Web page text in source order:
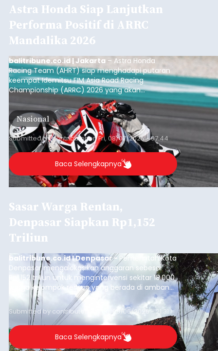
Astra Honda Siap Lanjutkan
Performa Positif di ARRC
Mandalika 2026
balitribune.co.id | Jakarta – Astra Honda
Racing Team (AHRT) siap menghadapi putaran
keempat Idemitsu FIM Asia Road Racing
Championship (ARRC) 2026 yang akan
berlangsung di Pertamina Mandalika
International Circuit, Lombok, Nusa Tenggara
Barat, pada 7–9 Agustus 2026.
Nasional
Submitted bycontributoronFri, 08/07/2026 - 07:44
Baca Selengkapnya
Sasar Warga Rentan,
Denpasar Siapkan Rp1,152
Triliun
balitribune.co.id I Denpasar - Pemerintah Kota
Denpasar mengalokasikan anggaran sebesar
Rp1,152 triliun untuk mengintervensi sekitar 18.000
warga kelompok rentan yang berada di ambang
garis kemiskinan. Langkah strategis ini diambil
guna menjaga masyarakat yang berada pada
kelompok desil 5 dan 6 tersebut agar tidak
merosot ke kategori miskin.
Submitted by contributor Thu, 08/06/2026 - 21:31
Baca Selengkapnya